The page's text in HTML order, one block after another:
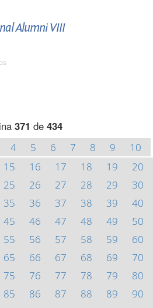
Alumni VIII
371 de 434
4 5 6 7 8 9
10
15 16 17 18 19
20
25 26 27 28 29
30
35 36 37 38 39
40
45 46 47 48 49
50
55 56 57 58 59
60
65 66 67 68 69
70
75 76 77 78 79
80
85 86 87 88 89
90